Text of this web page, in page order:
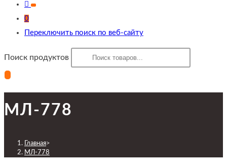
0
Переключить поиск по веб-сайту
Поиск продуктов
МЛ-778
Главная>
МЛ-778